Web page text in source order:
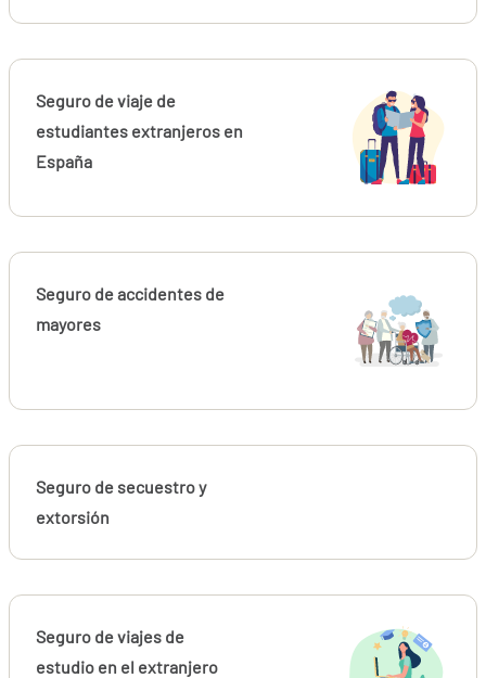
Seguro de viaje de
estudiantes extranjeros en
España
Seguro de accidentes de
mayores
Seguro de secuestro y
extorsión
Seguro de viajes de
estudio en el extranjero